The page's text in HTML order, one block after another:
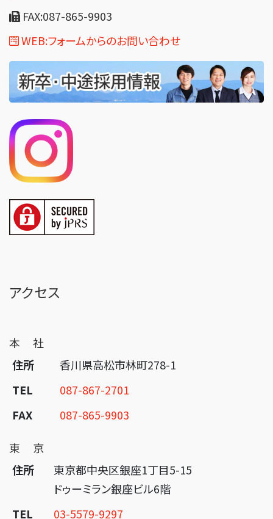
FAX:087-865-9903
WEB:フォームからのお問い合わせ
アクセス
本 社
住所
香川県高松市林町278-1
TEL
087-867-2701
FAX
087-865-9903
東 京
住所
東京都中央区銀座1丁目5-15
ドゥーミラン銀座ビル6階
TEL
03-5579-9297